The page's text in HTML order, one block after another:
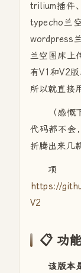
trilium插件
typecho兰
wordpress
兰空图床上
有V1和V2
所以就直接
（感
代码都不会
折腾出来几
https://
V2
📋 功
该版本